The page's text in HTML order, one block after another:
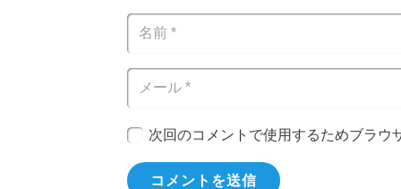
次回のコメントで使用するためブラウ
コメントを送信